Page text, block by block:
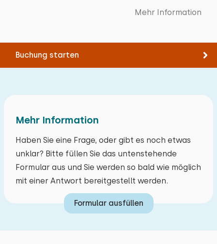
Mehr Information
Buchung starten
Mehr Information
Haben Sie eine Frage, oder gibt es noch etwas
unklar? Bitte füllen Sie das untenstehende
Formular aus und Sie werden so bald wie möglich
mit einer Antwort bereitgestellt werden.
Formular ausfüllen